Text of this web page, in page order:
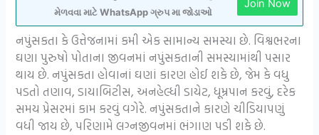
મેળવવા માટે WhatsApp ગ્રુપ મા જોડાઓ
Join Now
નપુંસકતા કે ઉત્તેજનામાં કમી એક સામાન્ય સમસ્યા છે. વિશ્વભરના
ઘણા પુરુષો પોતાના જીવનમાં નપુંસકતાની સમસ્યામાંથી પસાર
થાય છે. નપુંસકતા હોવાનાં ઘણાં કારણ હોઈ શકે છે, જેમ કે વધુ
પડતો તણાવ, ડાયાબિટીસ, અનહેલ્ધી ડાયેટ, ધૂમ્રપાન કરવું, દરેક
સમય પ્રેસરમાં કામ કરવું વગેરે. નપુંસકતાને કારણે ચીડિયાપણું
વધી જાય છે, પરિણામે લગ્નજીવનમાં ભંગાણ પડી શકે છે.